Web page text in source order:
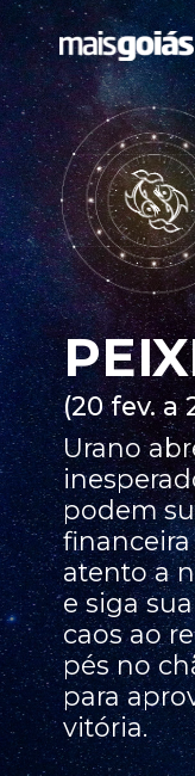
(20 fev. a
Urano
podem
atento a
e siga
caos ao
pés no
para
vitória.